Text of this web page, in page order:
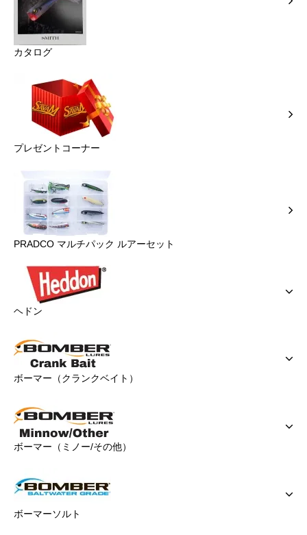
カタログ
プレゼントコーナー
PRADCO マルチパック ルアーセット
ヘドン
ボーマー（クランクベイト）
ボーマー（ミノー/その他）
ボーマーソルト